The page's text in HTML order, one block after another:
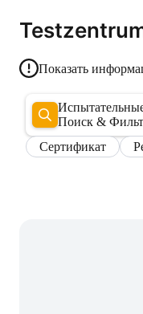
Показать
Поиск &
Сертификат